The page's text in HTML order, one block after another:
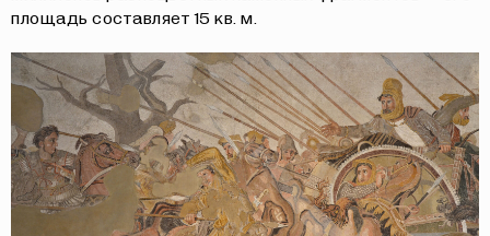
площадь составляет 15 кв. м.